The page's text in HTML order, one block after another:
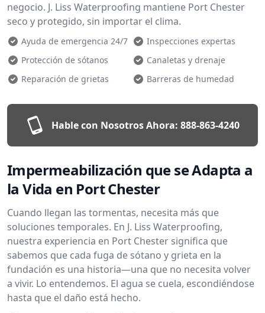
negocio. J. Liss Waterproofing mantiene Port Chester
seco y protegido, sin importar el clima.
Ayuda de emergencia 24/7
Inspecciones expertas
Protección de sótanos
Canaletas y drenaje
Reparación de grietas
Barreras de humedad
Hable con Nosotros Ahora: 888-863-4240
Impermeabilización que se Adapta a
la Vida en Port Chester
Cuando llegan las tormentas, necesita más que
soluciones temporales. En J. Liss Waterproofing,
nuestra experiencia en Port Chester significa que
sabemos que cada fuga de sótano y grieta en la
fundación es una historia—una que no necesita volver
a vivir. Lo entendemos. El agua se cuela, escondiéndose
hasta que el daño está hecho.